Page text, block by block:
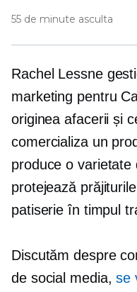
55 de minute asculta
Rachel Lessne
marketing pentru
originea afacerii și
comercializa un
produce o varietate
protejează
patiserie în timpul
Discutăm despre
de social media,se